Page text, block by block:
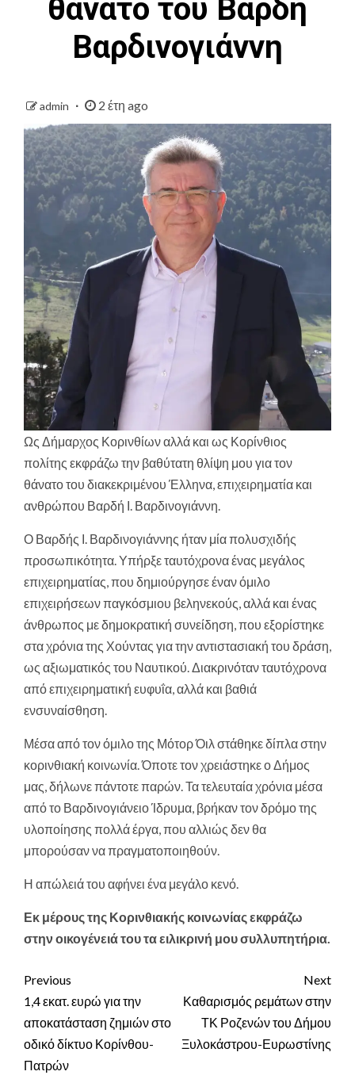
θάνατο του Βαρδή
Βαρδινογιάννη
admin 2 έτη ago
Ως Δήμαρχος Κορινθίων αλλά και ως Κορίνθιος
πολίτης εκφράζω την βαθύτατη θλίψη μου για τον
θάνατο του διακεκριμένου Έλληνα, επιχειρηματία και
ανθρώπου Βαρδή Ι. Βαρδινογιάννη.
Ο Βαρδής Ι. Βαρδινογιάννης ήταν μία πολυσχιδής
προσωπικότητα. Υπήρξε ταυτόχρονα ένας μεγάλος
επιχειρηματίας, που δημιούργησε έναν όμιλο
επιχειρήσεων παγκόσμιου βεληνεκούς, αλλά και ένας
άνθρωπος με δημοκρατική συνείδηση, που εξορίστηκε
στα χρόνια της Χούντας για την αντιστασιακή του δράση,
ως αξιωματικός του Ναυτικού. Διακρινόταν ταυτόχρονα
από επιχειρηματική ευφυΐα, αλλά και βαθιά
ενσυναίσθηση.
Μέσα από τον όμιλο της Μότορ Όιλ στάθηκε δίπλα στην
κορινθιακή κοινωνία. Όποτε τον χρειάστηκε ο Δήμος
μας, δήλωνε πάντοτε παρών. Τα τελευταία χρόνια μέσα
από το Βαρδινογιάνειο Ίδρυμα, βρήκαν τον δρόμο της
υλοποίησης πολλά έργα, που αλλιώς δεν θα
μπορούσαν να πραγματοποιηθούν.
Η απώλειά του αφήνει ένα μεγάλο κενό.
Εκ μέρους της Κορινθιακής κοινωνίας εκφράζω
στην οικογένειά του τα ειλικρινή μου συλλυπητήρια.
Continue
Reading
Previous
1,4 εκατ. ευρώ για την
αποκατάσταση ζημιών στο
οδικό δίκτυο Κορίνθου-
Πατρών
Next
Καθαρισμός ρεμάτων στην
ΤΚ Ροζενών του Δήμου
Ξυλοκάστρου-Ευρωστίνης